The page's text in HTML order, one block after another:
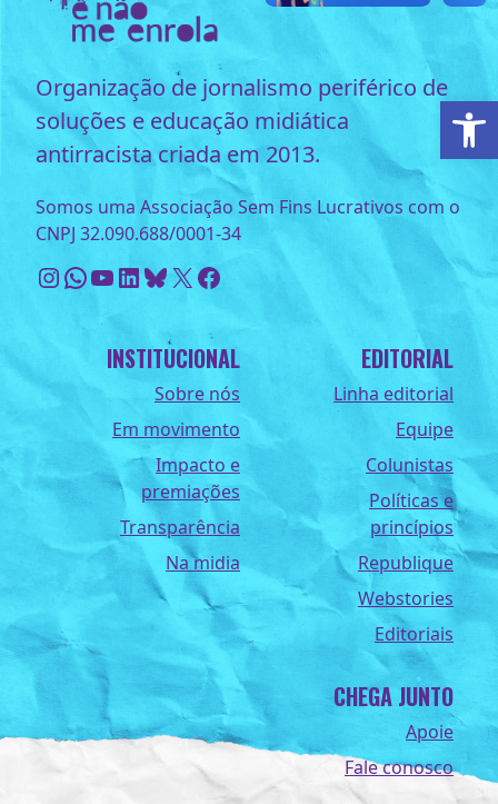
Organização de jornalismo periférico de
soluções e educação midiática
antirracista criada em 2013.
Somos uma Associação Sem Fins Lucrativos com o
CNPJ 32.090.688/0001-34
Instagram
WhatsApp
Youtube
LinkedIn
Bluesky
X Facebook
INSTITUCIONAL
Sobre nós
Em movimento
Impacto e
premiações
Transparência
Na midia
EDITORIAL
Linha editorial
Equipe
Colunistas
Políticas e
princípios
Republique
Webstories
Editoriais
CHEGA JUNTO
Apoie
Fale conosco